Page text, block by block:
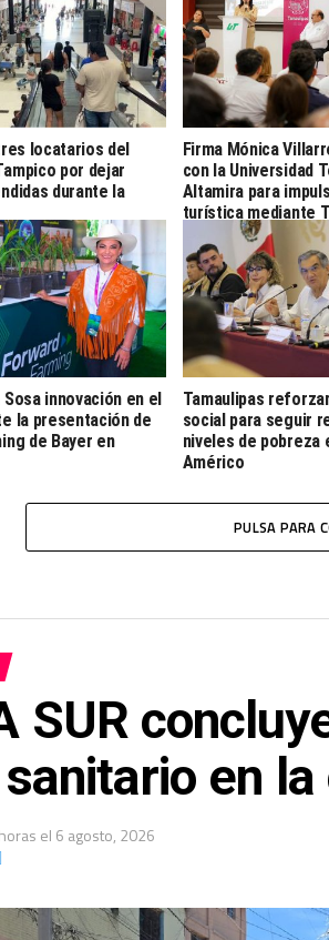
locatarios del
por dejar
durante la
Firma Mónica
con la Universidad
Altamira para
turística mediante
Sosa innovación en el
la presentación de
de Bayer en
Tamaulipas
social para seguir
niveles de pobreza
Américo
PULSA PARA
SUR
en la
el 6 agosto, 2026